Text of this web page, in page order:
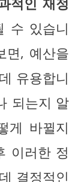
수 있습니
면, 예산을
유용합니
되는지 알
게 바뀔지
이러한 정
결정적인